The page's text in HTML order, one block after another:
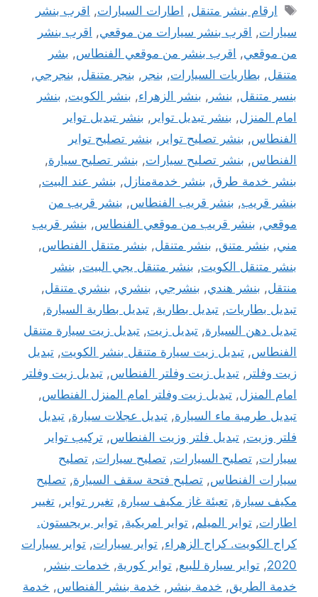
الوسوم
ارقام بنشر متنقل, اطارات السيارات, اقرب بنشر
سيارات, اقرب بنشر سيارات من موقعي, اقرب بنشر
من موقعي, اقرب بنشر من موقعي الفنطاس, بشر
متنقل, بطاريات السيارات, بنجر , بنجر متنقل, بنجرجي,
بنسر متنقل, بنشر , بنشر الزهراء, بنشر الكويت, بنشر
امام المنزل, بنشر تبديل تواير , بنشر تبديل تواير
الفنطاس, بنشر تصليح تواير , بنشر تصليح تواير
الفنطاس, بنشر تصليح سيارات, بنشر تصليح سيارة,
بنشر خدمة طرق, بنشر خدمةمنازل, بنشر عند البيت,
بنشر قريب, بنشر قريب الفنطاس, بنشر قريب من
موقعي, بنشر قريب من موقعي الفنطاس, بنشر قريب
مني, بنشر متنق, بنشر متنقل, بنشر متنقل الفنطاس,
بنشر متنقل الكويت, بنشر متنقل يجي البيت, بنشر
منتقل, بنشر هندي, بنشرجي, بنشري, بنشري متنقل,
تبديل بطاريات, تبديل بطارية, تبديل بطارية السيارة,
تبديل دهن السيارة, تبديل زيت, تبديل زيت سيارة متنقل
الفنطاس, تبديل زيت سيارة متنقل بنشر الكويت, تبديل
زيت وفلتر , تبديل زيت وفلتر الفنطاس, تبديل زيت وفلتر
امام المنزل, تبديل زيت وفلتر امام المنزل الفنطاس,
تبديل طرمبة ماء السيارة, تبديل عجلات سيارة, تبديل
فلتر وزيت, تبديل فلتر وزيت الفنطاس, تركيب تواير
سيارات, تصليح السيارات, تصليح سيارات, تصليح
سيارات الفنطاس, تصليح فتحة سقف السيارة, تصليح
مكيف سيارة, تعبئة غاز مكيف سيارة, تغيرر تواير , تغيير
اطارات, تواير الميلم, تواير امريكية, تواير بريجستون.
كراج الكويت. كراج الزهراء, تواير سيارات, تواير سيارات
2020
, تواير سيارة للبيع, تواير كورية, خدمات بنشر ,
خدمة الطريق, خدمة بنشر , خدمة بنشر الفنطاس, خدمة